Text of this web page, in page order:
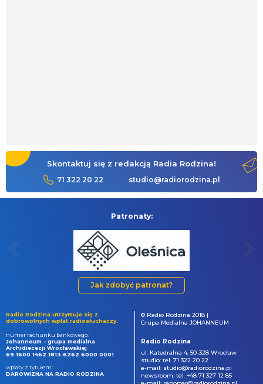
Skontaktuj się z redakcją Radia Rodzina!
71 322 20 22 studio@radiorodzina.pl
Patronaty:
Jak zdobyć patronat?
Radio Rodzina utrzymuje się z
dobrowolnych wpłat radiosłuchaczy.
numer rachunku bankowego:
Johanneum - grupa medialna
Archidiecezji Wrocławskiej
69 1600 1462 1813 6262 6000 0001
wpłaty z tytułem:
DAROWIZNA NA RADIO RODZINA
© Radio Rodzina 2018 |
Grupa Medialna JOHANNEUM
Radio Rodzina
ul. Katedralna 4, 50-328 Wrocław
studio: tel. 71 322 20 22
e-mail: studio@radiorodzina.pl
newsroom: tel. +48 71 327 12 85